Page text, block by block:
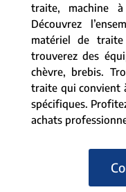
traite, machine
Découvrez
matériel de
trouverez des
chèvre, brebis.
traite qui convient
spécifiques.
achats